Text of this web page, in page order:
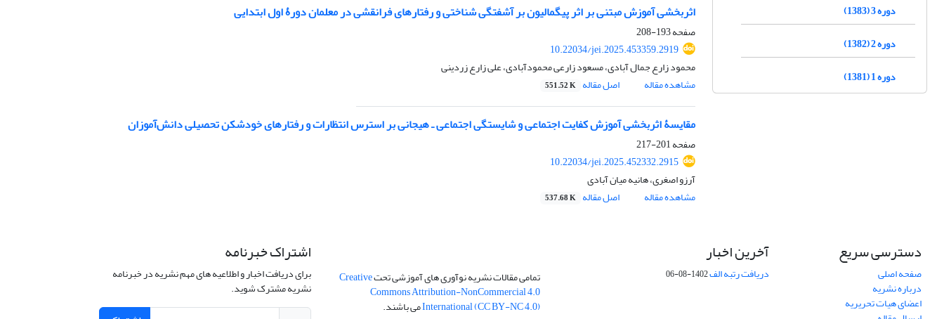
اثربخشی آموزش مبتنی بر اثر پیگمالیون بر آشفتگی شناختی و رفتارهای فرانقشی در معلمان دورۀ اول ابتدایی
صفحه193-208
10.22034/jei.2025.453359.2919
محمود زارع جمال آبادی، مسعود زارعی محمودآبادی، علی زارع زردینی
مشاهده مقاله
اصل مقاله 551.52 K
مقایسۀ اثربخشی آموزش کفایت اجتماعی و شایستگی اجتماعی ـ هیجانی بر استرس انتظارات و رفتارهای خودشکن تحصیلی دانش‌آموزان
صفحه201-217
10.22034/jei.2025.452332.2915
آرزو اصغری، هانیه میان آبادی
مشاهده مقاله
اصل مقاله 537.68 K
دوره 3 (1383)
دوره 2 (1382)
دوره 1 (1381)
دسترسی سریع
صفحه اصلی
درباره نشریه
اعضای هیات تحریریه
آخرین اخبار
دریافت رتبه الف1402-08-06 تمامی مقالات نشریه نوآوری های آموزشی تحتCreative
Commons Attribution-NonCommercial 4.0
International (CC BY-NC 4.0)می باشند.
اشتراک خبرنامه
برای دریافت اخبار و اطلاعیه های مهم نشریه در خبرنامه
نشریه مشترک شوید.